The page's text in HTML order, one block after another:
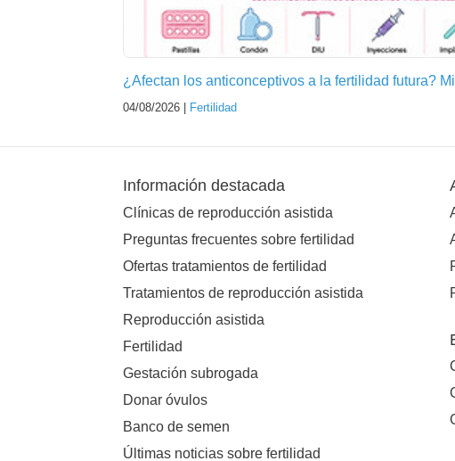
¿Afectan los anticonceptivos a la fertilidad futura?
04/08/2026 | Fertilidad
Información destacada
Clínicas de reproducción asistida
Preguntas frecuentes sobre fertilidad
Ofertas tratamientos de fertilidad
Tratamientos de reproducción asistida
Reproducción asistida
Fertilidad
Gestación subrogada
Donar óvulos
Banco de semen
Últimas noticias sobre fertilidad